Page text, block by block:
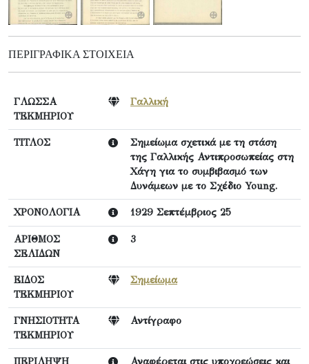
ΠΕΡΙΓΡΑΦΙΚΆ ΣΤΟΙΧΕΊΑ
ΓΛΩΣΣΑ
ΤΕΚΜΗΡΙΟΥ
Γαλλική
ΤΙΤΛΟΣ
Σημείωμα σχετικά με τη στάση
της Γαλλικής Αντιπροσωπείας στη
Χάγη για το συμβιβασμό των
Δυνάμεων με το Σχέδιο Young.
ΧΡΟΝΟΛΟΓΙΑ 1929 Σεπτέμβριος 25
ΑΡΙΘΜΟΣ
ΣΕΛΙΔΩΝ
3
ΕΙΔΟΣ
ΤΕΚΜΗΡΙΟΥ
Σημείωμα
ΓΝΗΣΙΟΤΗΤΑ
ΤΕΚΜΗΡΙΟΥ
Αντίγραφο
ΠΕΡΙΛΗΨΗ
Αναφέρεται στις υποχρεώσεις και